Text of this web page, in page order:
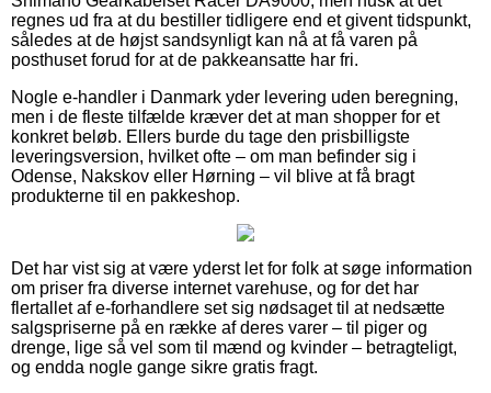
regnes ud fra at du bestiller tidligere end et givent tidspunkt,
således at de højst sandsynligt kan nå at få varen på
posthuset forud for at de pakkeansatte har fri.
Nogle e-handler i Danmark yder levering uden beregning,
men i de fleste tilfælde kræver det at man shopper for et
konkret beløb. Ellers burde du tage den prisbilligste
leveringsversion, hvilket ofte – om man befinder sig i
Odense, Nakskov eller Hørning – vil blive at få bragt
produkterne til en pakkeshop.
Det har vist sig at være yderst let for folk at søge information
om priser fra diverse internet varehuse, og for det har
flertallet af e-forhandlere set sig nødsaget til at nedsætte
salgspriserne på en række af deres varer – til piger og
drenge, lige så vel som til mænd og kvinder – betragteligt,
og endda nogle gange sikre gratis fragt.